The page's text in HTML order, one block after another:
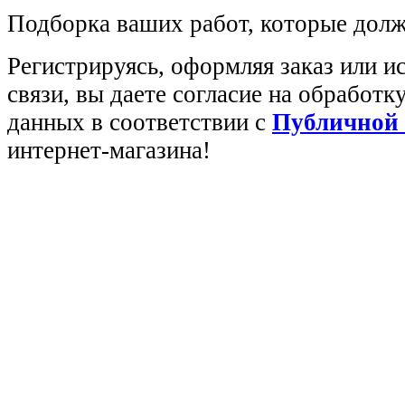
Подборка ваших работ, которые
Регистрируясь, оформляя заказ или
связи, вы даете согласие на
данных в соответствии с Публичной
интернет-магазина!